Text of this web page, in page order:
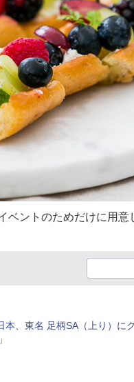
ベントのためだけに用意
本、東名 足柄SA（上り）に